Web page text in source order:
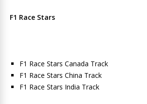
F1 Race Stars
F1 Race Stars Canada Track
F1 Race Stars China Track
F1 Race Stars India Track